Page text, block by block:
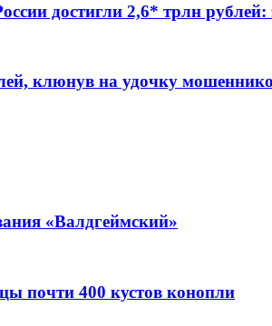
достигли 2,6* трлн
клюнув на удочку
«Валдгеймский»
почти 400 кустов конопли